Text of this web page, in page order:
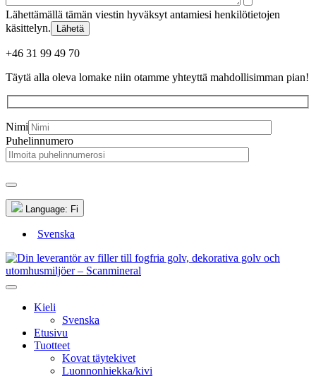
Lähettämällä tämän viestin hyväksyt antamiesi henkilötietojen
käsittelyn.
Lähetä
+46 31 99 49 70
Täytä alla oleva lomake niin otamme yhteyttä mahdollisimman pian!
Nimi
Puhelinnumero
Language: Fi
Svenska
Kieli
Svenska
Etusivu
Tuotteet
Kovat täytekivet
Luonnonhiekka/kivi